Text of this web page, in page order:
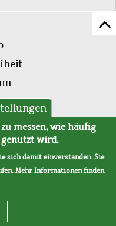
messen, wie häufig
genutzt wird.
sich damit einverstanden. Sie
Mehr Informationen finden